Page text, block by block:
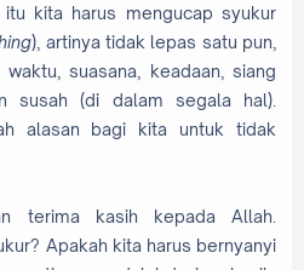
kita harus mengucap syukur
), artinya tidak lepas satu pun,
suasana, keadaan, siang
susah (di dalam segala hal).
alasan bagi kita untuk tidak
terima kasih kepada Allah.
Apakah kita harus bernyanyi